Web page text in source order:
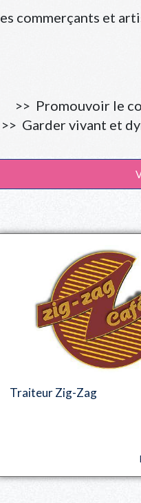
commerçants et
>> Promouvoir le
>> Garder vivant et
Traiteur Zig-Zag